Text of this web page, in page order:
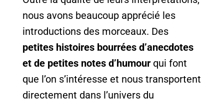
nous avons beaucoup apprécié les
introductions des morceaux. Des
petites histoires bourrées d’anecdotes
et de petites notes d’humourqui font
que l’on s’intéresse et nous transportent
directement dans l’univers du